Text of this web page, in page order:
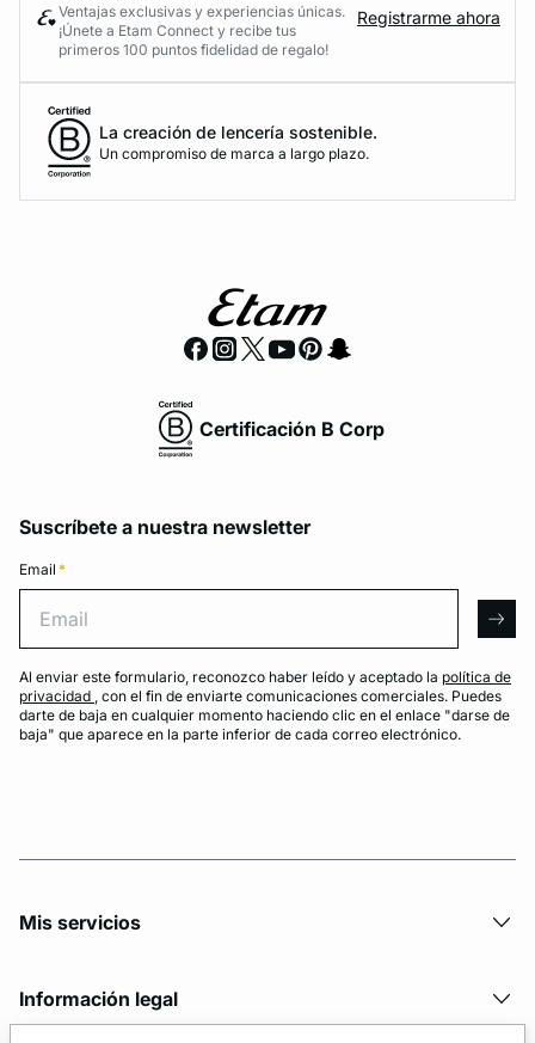
Ventajas exclusivas y experiencias únicas.
¡Únete a Etam Connect y recibe tus
primeros 100 puntos fidelidad de regalo!
Registrarme ahora
La creación de lencería sostenible.
Un compromiso de marca a largo plazo.
Certificación B Corp
Suscríbete a nuestra newsletter
Email *
Al enviar este formulario, reconozco haber leído y aceptado la política de
privacidad , con el fin de enviarte comunicaciones comerciales. Puedes
darte de baja en cualquier momento haciendo clic en el enlace "darse de
baja" que aparece en la parte inferior de cada correo electrónico.
Mis servicios
Información legal